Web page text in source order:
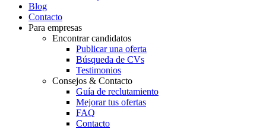
Blog
Contacto
Para empresas
Encontrar candidatos
Publicar una oferta
Búsqueda de CVs
Testimonios
Consejos & Contacto
Guía de reclutamiento
Mejorar tus ofertas
FAQ
Contacto